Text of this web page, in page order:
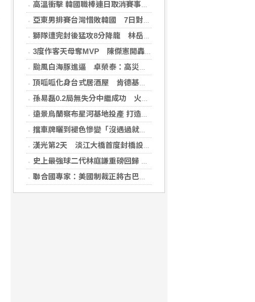
高溫衝擊 韓國職棒連日取消賽事、11日起晚間7時開打
亞東男排賽台灣惜敗韓國 7日對戰日本拚4強
獅隊遭完封後猛攻8分降龍 林岳平：總是要發揮
3度作客天母奪MVP 陳傑憲開轟擊退雙殺心魔
颱風白海豚進逼 卓榮泰：高災害潛勢區加強預防性整備
頂呱呱化身台式居酒屋 肯德基聯名EVA攻漫迷
孫易磊0.2局無失分中繼成功 火腿擊敗軟銀
遠景烏蘭察布星河基地投產 打造吉瓦級AI基礎設施新模式
擋車牌曬到褪色慘變「沒遇過就好了」！崔始源親朝聖崩潰喊：記得常換照片
漢光第2天 淡江大橋首度封橋設3防線阻敵直衝中樞
史上最強球二代林庭謙重磅回歸 林庭謙可否取代雙林成為戰神吸鈔機?
聯合國專家：美國制裁正將古巴推入全面危機